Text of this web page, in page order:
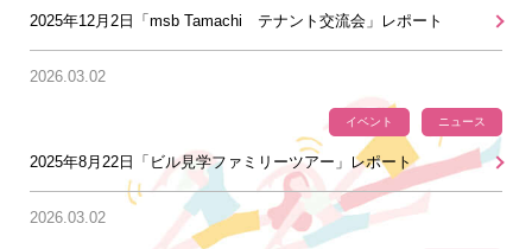
2025年12月2日「msb Tamachi テナント交流会」レポート
2026.03.02
イベント ニュース
2025年8月22日「ビル見学ファミリーツアー」レポート
2026.03.02